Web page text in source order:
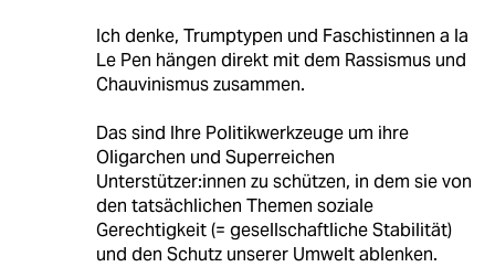
Ich denke, Trumptypen und Faschistinnen a la
Le Pen hängen direkt mit dem Rassismus und
Chauvinismus zusammen.
Das sind Ihre Politikwerkzeuge um ihre
Oligarchen und Superreichen
Unterstützer:innen zu schützen, in dem sie von
den tatsächlichen Themen soziale
Gerechtigkeit (= gesellschaftliche Stabilität)
und den Schutz unserer Umwelt ablenken.